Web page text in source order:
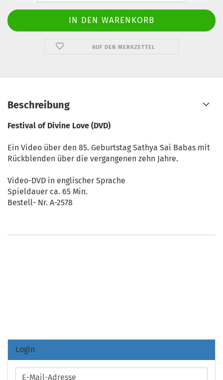
AUF DEN MERKZETTEL
Beschreibung
Festival of Divine Love (DVD)
Ein Video über den 85. Geburtstag Sathya Sai Babas mit
Rückblenden über die vergangenen zehn Jahre.
Video-DVD in englischer Sprache
Spieldauer ca. 65 Min.
Bestell- Nr. A-2578
Login
E-